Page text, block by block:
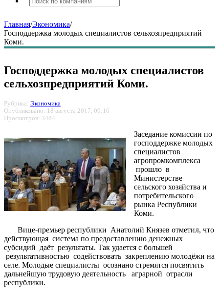
Главная/Экономика/
Господдержка молодых специалистов сельхозпредприятий
Коми.
Господдержка молодых специалистов
сельхозпредприятий Коми.
Рубрика: Экономика
Опубликовано: 18 августа 2017, 09:16
Просмотров: 3484
Заседание комиссии по
господдержке молодых
специалистов
агропромкомплекса
прошло в
Министерстве
сельского хозяйства и
потребительского
рынка Республики
Коми.
Вице-премьер республики Анатолий Князев отметил, что
действующая система по предоставлению денежных
субсидий даёт результаты. Так удается с большей
результативностью содействовать закреплению молодёжи на
селе. Молодые специалисты осознано стремятся посвятить
дальнейшую трудовую деятельность аграрной отрасли
республики.